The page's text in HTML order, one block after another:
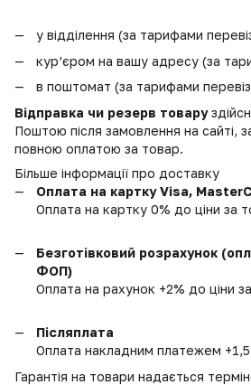
у відділення (за тарифами
кур’єром на вашу адресу (за
в поштомат (за тарифами
Відправка чи резерв товару
Поштою після замовлення на сайті,
повною оплатою за товар.
Більше інформації про доставку
Оплата на картку Visa,
Оплата на картку 0% до ціни за
Безготівковий розрахунок
ФОП)
Оплата на рахунок +2% до ціни
Післяплата
Оплата накладним платежем
Гарантія на товари надається